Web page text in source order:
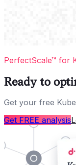
PerfectScale™ for
Ready to
Get your free
Get FREE analysis